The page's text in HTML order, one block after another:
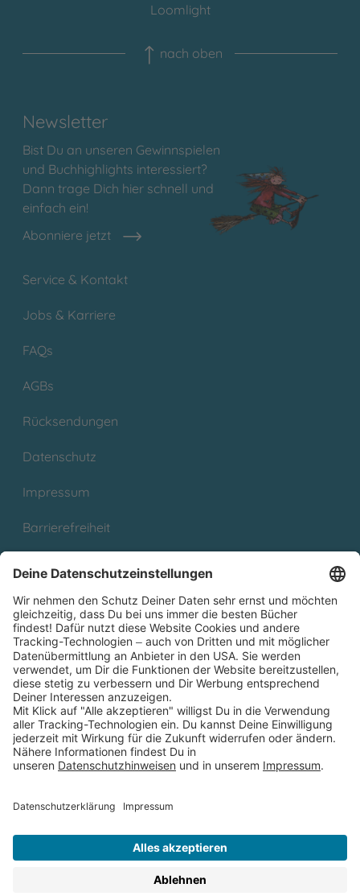
Loomlight
nach oben
Newsletter
Bist Du an unseren Gewinnspielen
und Buchhighlights interessiert?
Dann trage Dich hier schnell und
einfach ein!
Abonniere jetzt
Service & Kontakt
Jobs & Karriere
FAQs
AGBs
Rücksendungen
Datenschutz
Impressum
Barrierefreiheit
Partnerprogramm (Affiliate)
Folge uns auf
* Versandkostenfrei ab 9,00 € Bestellwert innerhalb
Deutschlands
** Lieferzeit 1-3 Werktage innerhalb Deutschlands
Thienemann-Esslinger Verlag GmbH, Blumenstraße 36, D-70182